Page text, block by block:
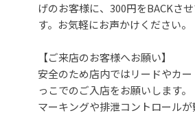
げのお客様に、300円をBACKさ
す。お気軽にお声かけください。
【ご来店のお客様へお願い】
安全のため店内ではリードやカ
っこでのご入店をお願いします。
マーキングや排泄コントロール